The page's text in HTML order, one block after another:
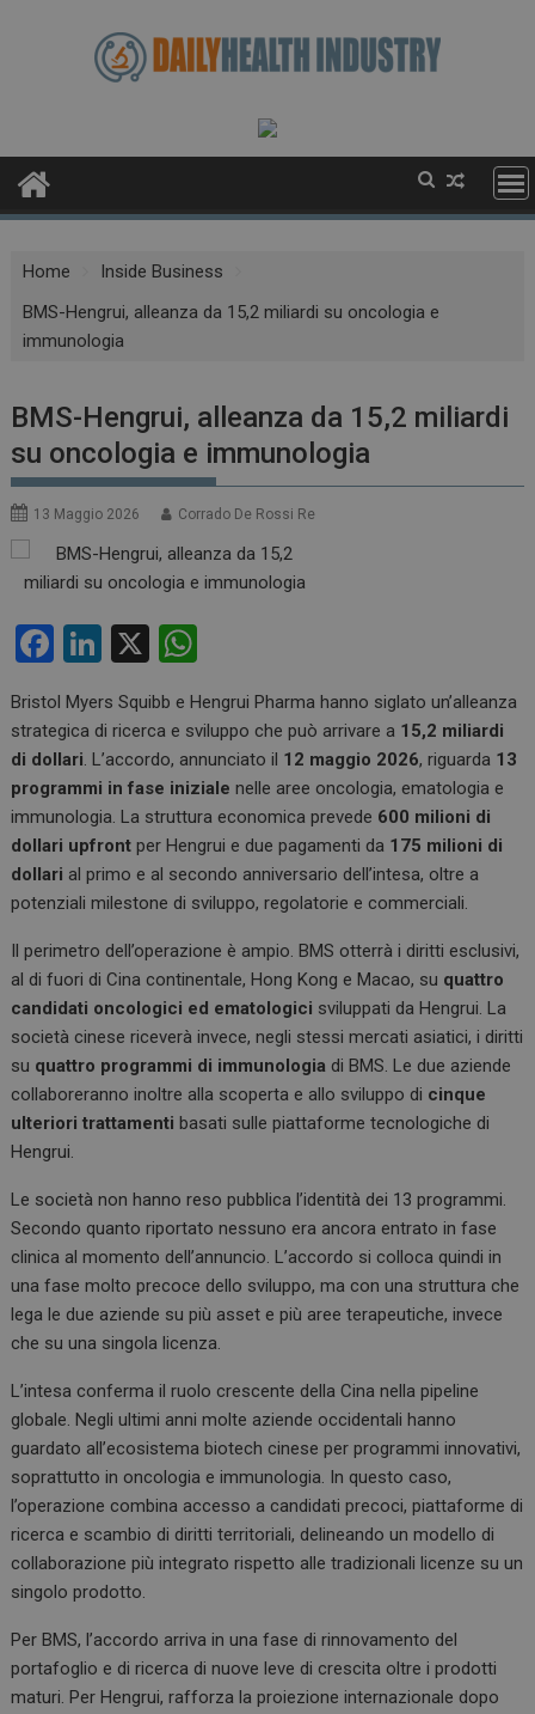
Home
Inside Business
BMS-Hengrui, alleanza da 15,2 miliardi su oncologia e
immunologia
BMS-Hengrui, alleanza da 15,2 miliardi
su oncologia e immunologia
13 Maggio 2026 Corrado De Rossi Re
F
ce
b
o
o
k
Li
ke
dI
n
X
at
s
A
p
p
Bristol Myers Squibb e Hengrui Pharma hanno siglato un’alleanza
strategica di ricerca e sviluppo che può arrivare a 15,2 miliardi
di dollari. L’accordo, annunciato il 12 maggio 2026, riguarda 13
programmi in fase iniziale nelle aree oncologia, ematologia e
immunologia. La struttura economica prevede 600 milioni di
dollari upfront per Hengrui e due pagamenti da 175 milioni di
dollari al primo e al secondo anniversario dell’intesa, oltre a
potenziali milestone di sviluppo, regolatorie e commerciali.
Il perimetro dell’operazione è ampio. BMS otterrà i diritti esclusivi,
al di fuori di Cina continentale, Hong Kong e Macao, su quattro
candidati oncologici ed ematologici sviluppati da Hengrui. La
società cinese riceverà invece, negli stessi mercati asiatici, i diritti
su quattro programmi di immunologia di BMS. Le due aziende
collaboreranno inoltre alla scoperta e allo sviluppo di cinque
ulteriori trattamenti basati sulle piattaforme tecnologiche di
Hengrui.
Le società non hanno reso pubblica l’identità dei 13 programmi.
Secondo quanto riportato nessuno era ancora entrato in fase
clinica al momento dell’annuncio. L’accordo si colloca quindi in
una fase molto precoce dello sviluppo, ma con una struttura che
lega le due aziende su più asset e più aree terapeutiche, invece
che su una singola licenza.
L’intesa conferma il ruolo crescente della Cina nella pipeline
globale. Negli ultimi anni molte aziende occidentali hanno
guardato all’ecosistema biotech cinese per programmi innovativi,
soprattutto in oncologia e immunologia. In questo caso,
l’operazione combina accesso a candidati precoci, piattaforme di
ricerca e scambio di diritti territoriali, delineando un modello di
collaborazione più integrato rispetto alle tradizionali licenze su un
singolo prodotto.
Per BMS, l’accordo arriva in una fase di rinnovamento del
portafoglio e di ricerca di nuove leve di crescita oltre i prodotti
maturi. Per Hengrui, rafforza la proiezione internazionale dopo